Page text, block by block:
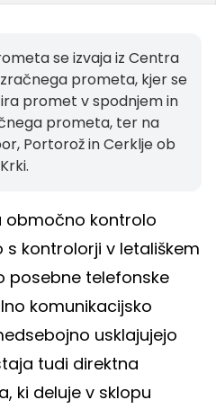
se izvaja iz Centra
prometa, kjer se
promet v spodnjem in
prometa, ter na
Portorož in Cerklje ob
Krki.
območno kontrolo
kontrolorji v letališkem
posebne telefonske
komunikacijsko
usklajujejo
tudi direktna
ki deluje v sklopu